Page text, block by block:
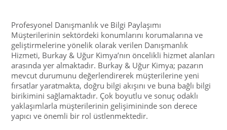
Profesyonel Danışmanlık ve Bilgi Paylaşımı
Müşterilerinin sektördeki konumlarını korumalarına ve
geliştirmelerine yönelik olarak verilen Danışmanlık
Hizmeti, Burkay & Uğur Kimya’nın öncelikli hizmet alanları
arasında yer almaktadır. Burkay & Uğur Kimya; pazarın
mevcut durumunu değerlendirerek müşterilerine yeni
fırsatlar yaratmakta, doğru bilgi akışını ve buna bağlı bilgi
birikimini sağlamaktadır. Çok boyutlu ve sonuç odaklı
yaklaşımlarla müşterilerinin gelişimininde son derece
yapıcı ve önemli bir rol üstlenmektedir.